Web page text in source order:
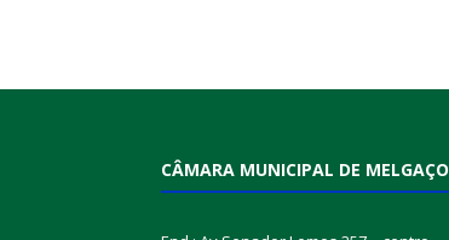
CÂMARA MUNICIPAL DE MELGAÇO